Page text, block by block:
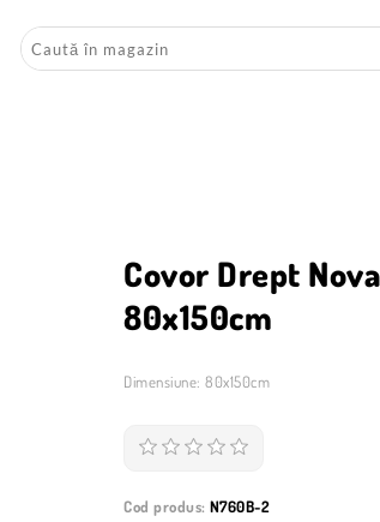
Covor Drept
80x150cm
Dimensiune: 80x150cm
Cod produs: N760B-2